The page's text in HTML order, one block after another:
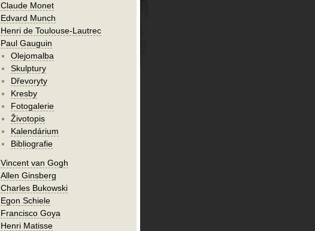
Claude Monet
Edvard Munch
Henri de Toulouse-Lautrec
Paul Gauguin
Olejomalba
Skulptury
Dřevoryty
Kresby
Fotogalerie
Životopis
Kalendárium
Bibliografie
Vincent van Gogh
Allen Ginsberg
Charles Bukowski
Egon Schiele
Francisco Goya
Henri Matisse